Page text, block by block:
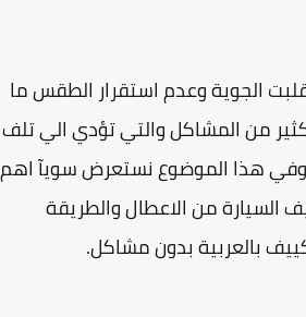
الجوية وعدم استقرار الطقس ما
من المشاكل والتي تؤدي الي تلف
هذا الموضوع نستعرض سويآ اهم
من الاعطال والطريقة
بالعربية بدون مشاكل.